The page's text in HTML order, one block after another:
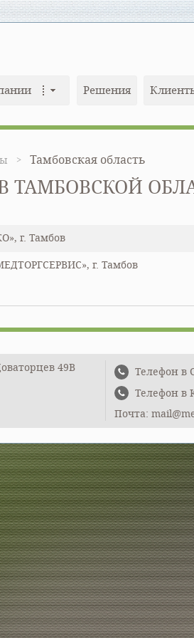
Решения
Тамбовская область
ТАМБОВСКОЙ
г. Тамбов
г. Тамбов
49В
Телефон в
Телефон в
Почта: